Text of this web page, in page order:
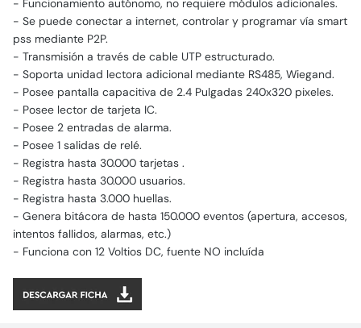
- Funcionamiento autónomo, no requiere módulos adicionales.
- Se puede conectar a internet, controlar y programar vía smart
pss mediante P2P.
- Transmisión a través de cable UTP estructurado.
- Soporta unidad lectora adicional mediante RS485, Wiegand.
- Posee pantalla capacitiva de 2.4 Pulgadas 240x320 pixeles.
- Posee lector de tarjeta IC.
- Posee 2 entradas de alarma.
- Posee 1 salidas de relé.
- Registra hasta 30.000 tarjetas .
- Registra hasta 30.000 usuarios.
- Registra hasta 3.000 huellas.
- Genera bitácora de hasta 150.000 eventos (apertura, accesos,
intentos fallidos, alarmas, etc.)
- Funciona con 12 Voltios DC, fuente NO incluída